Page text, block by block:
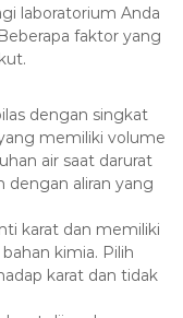
laboratorium Anda
faktor yang
dengan singkat
memiliki volume
air saat darurat
dengan aliran yang
karat dan memiliki
kimia. Pilih
karat dan tidak